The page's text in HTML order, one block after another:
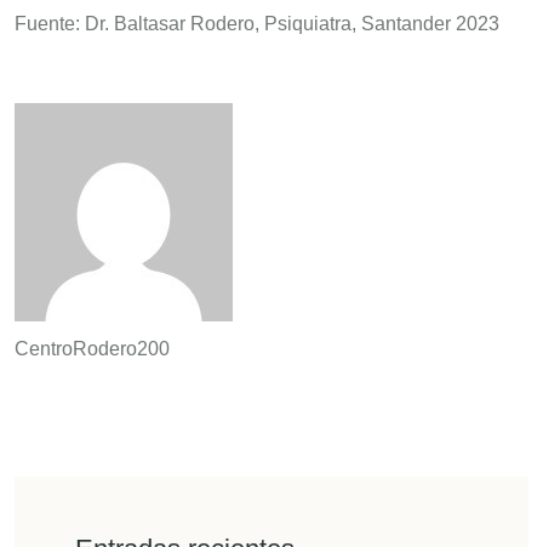
Fuente: Dr. Baltasar Rodero, Psiquiatra, Santander 2023
CentroRodero200